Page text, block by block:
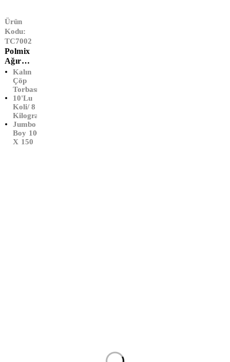
Ürün
Kodu:
TC7002
Polmix
Ağır
Sanayi
Çöp
Poşeti
100x150
Kalın
Çöp
Torbası
10'lu
Koli/ 8
Kilogram
Jumbo
Boy 100
X 150
Hakkımızda